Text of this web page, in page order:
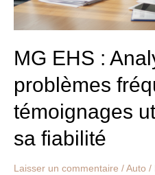
MG EHS :
problèmes
témoignages
sa fiabilité
Laisser un commentaire / Auto /
utilisateurs
fiabilité